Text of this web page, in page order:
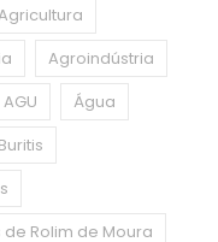
Agroindústria
AGU
Água
de Rolim de Moura